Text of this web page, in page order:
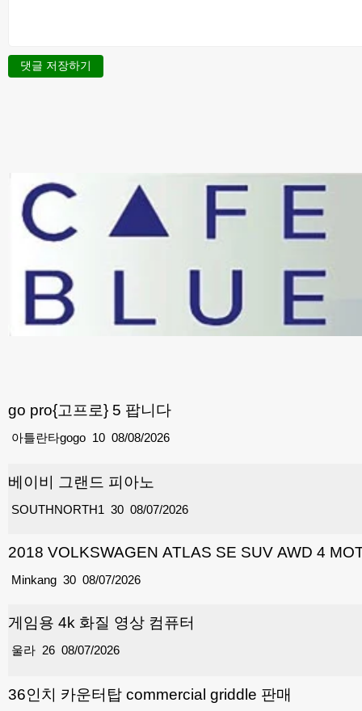
댓글 저장하기
go pro{고프로} 5 팝니다
10
아틀란타gogo 08/08/2026
베이비 그랜드 피아노
30
SOUTHNORTH1 08/07/2026
2018 VOLKSWAGEN ATLAS SE SUV AWD 4
30
Minkang 08/07/2026
게임용 4k 화질 영상 컴퓨터
26
울라 08/07/2026
36인치 카운터탑 commercial griddle 판매